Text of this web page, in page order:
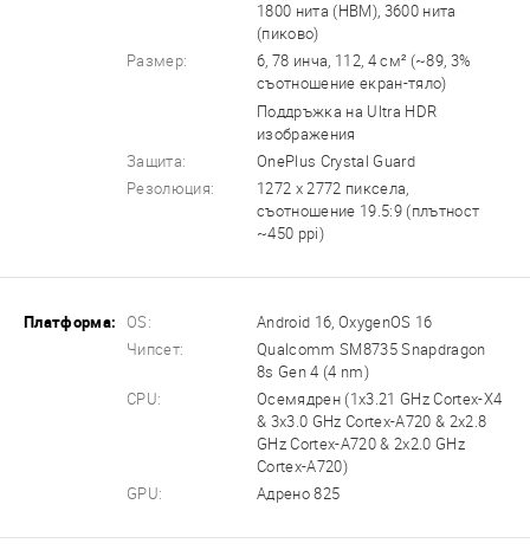
1800 нита (HBM), 3600 нита
(пиково)
Размер:
6, 78 инча, 112, 4 см² (~89, 3%
съотношение екран-тяло)
Поддръжка на Ultra HDR
изображения
Защита:
OnePlus Crystal Guard
Резолюция:
1272 x 2772 пиксела,
съотношение 19.5:9 (плътност
~450 ppi)
Платформа: OS:
Android 16, OxygenOS 16
Чипсет:
Qualcomm SM8735 Snapdragon
8s Gen 4 (4 nm)
CPU:
Осемядрен (1x3.21 GHz Cortex-X4
& 3x3.0 GHz Cortex-A720 & 2x2.8
GHz Cortex-A720 & 2x2.0 GHz
Cortex-A720)
GPU:
Адрено 825